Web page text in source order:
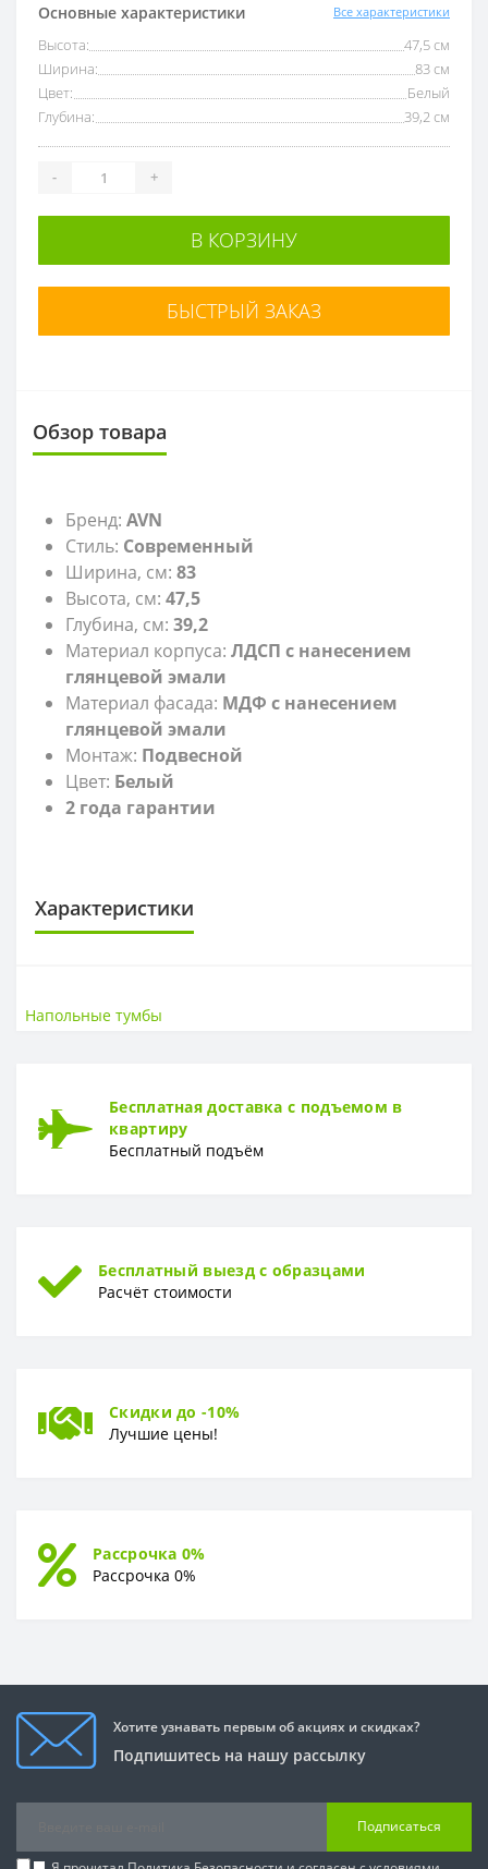
Основные характеристики Все характеристики
Высота:
47,5 см
Ширина:
83 см
Цвет:
Белый
Глубина:
39,2 см
- +
В КОРЗИНУ
БЫСТРЫЙ ЗАКАЗ
Обзор товара
Бренд: AVN
Стиль: Современный
Ширина, см: 83
Высота, см: 47,5
Глубина, см: 39,2
Материал корпуса: ЛДСП с нанесением
глянцевой эмали
Материал фасада: МДФ с нанесением
глянцевой эмали
Монтаж: Подвесной
Цвет: Белый
2 года гарантии
Характеристики
Высота
Цвет
ГЛУБИНА
Напольные тумбы
Бесплатная доставка с подъемом в
квартиру
Бесплатный подъём
Бесплатный выезд с образцами
Расчёт стоимости
Скидки до -10%
Лучшие цены!
Рассрочка 0%
Рассрочка 0%
Хотите узнавать первым об акциях и скидках?
Подпишитесь на нашу рассылку
Подписаться